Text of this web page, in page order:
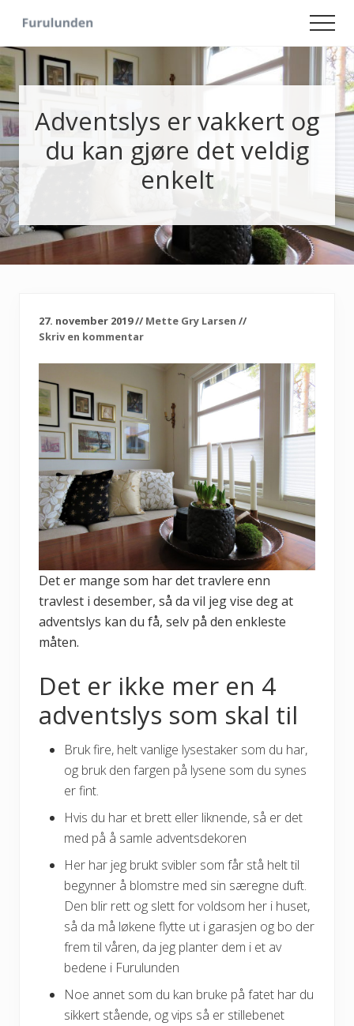
main
content
primary
sidebar
Hageliv
-
Lise
for
sjelenAdventslys er vakkert og
du kan gjøre det veldig
enkelt
27. november 2019// Mette Gry Larsen //
Skriv en kommentar
Det er mange som har det travlere enn
travlest i desember, så da vil jeg vise deg at
adventslys kan du få, selv på den enkleste
måten.
Det er ikke mer en 4
adventslys som skal til
Bruk fire, helt vanlige lysestaker som du har,
og bruk den fargen på lysene som du synes
er fint.
Hvis du har et brett eller liknende, så er det
med på å samle adventsdekoren
Her har jeg brukt svibler som får stå helt til
begynner å blomstre med sin særegne duft.
Den blir rett og slett for voldsom her i huset,
så da må løkene flytte ut i garasjen og bo der
frem til våren, da jeg planter dem i et av
bedene i Furulunden
Noe annet som du kan bruke på fatet har du
sikkert stående, og vips så er stillebenet